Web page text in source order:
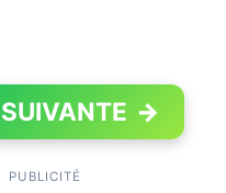
→
PUBLICITÉ